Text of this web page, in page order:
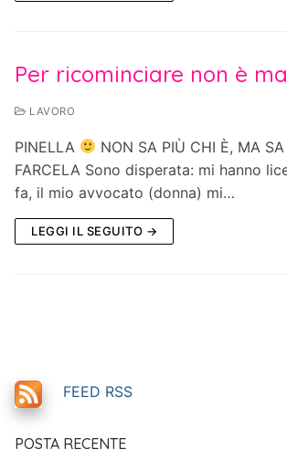
Per ricominciare non è
LAVORO
PINELLA
NON SA PIÙ CHI È, MA
FARCELA Sono disperata: mi hanno
fa, il mio avvocato (donna) mi…
LEGGI IL SEGUITO →
FEED RSS
POSTA RECENTE